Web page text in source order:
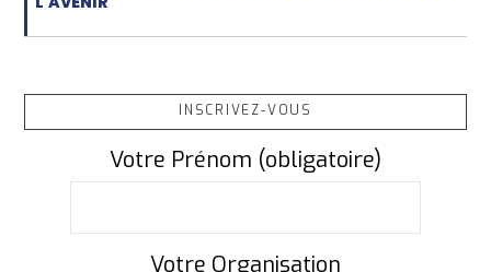
INSCRIVEZ-VOUS
Votre Prénom (obligatoire)
Votre Organisation